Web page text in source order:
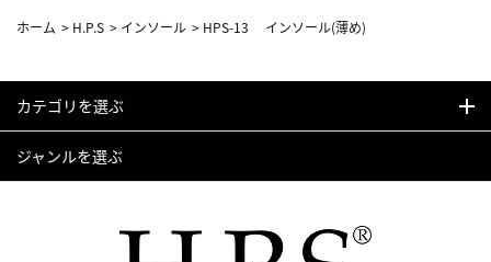
ホーム > H.P.S > インソール > HPS-13 インソール(薄め)
カテゴリを選ぶ
ジャンルを選ぶ